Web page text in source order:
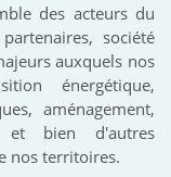
des acteurs du
société
auxquels nos
énergétique,
aménagement,
et bien d'autres
nos territoires.